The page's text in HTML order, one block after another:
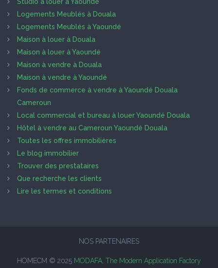
Studio à louer à Yaoundé
Logements Meublés à Douala
Logements Meublés à Yaoundé
Maison à louer à Douala
Maison à louer à Yaoundé
Maison à vendre à Douala
Maison à vendre à Yaoundé
Fonds de commerce à vendre à Yaoundé Douala
Cameroun
Local commercial et bureau à louer Yaoundé Douala
Hôtel à vendre au Cameroun Yaoundé Douala
Toutes les offres immobilières
Le blog immobilier
Trouver des prestataires
Que recherche les clients
Lire les termes et conditions
NOS PARTENAIRES
HOMECM © 2025 MODAFA, The Modern Application Factory